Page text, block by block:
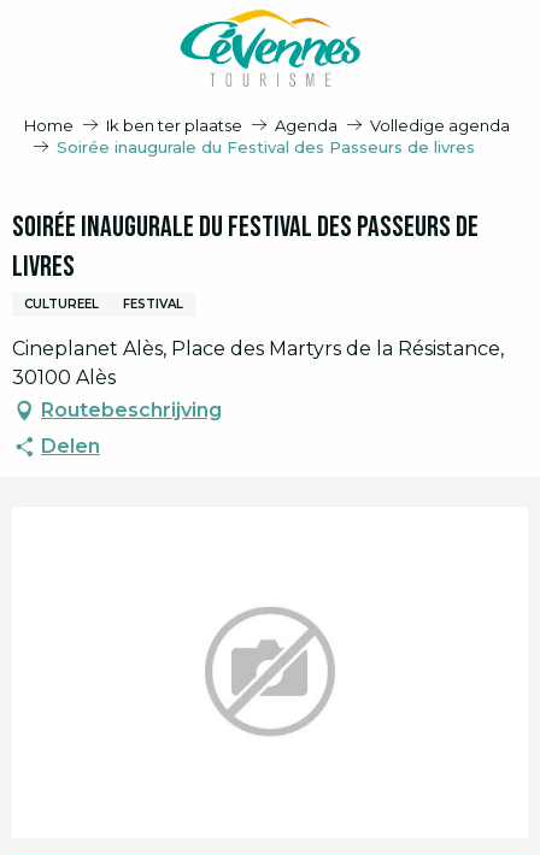
Home Ik ben ter plaatse Agenda
Volledige agenda
Soirée inaugurale du Festival des Passeurs de livres
Soirée inaugurale du Festival des Passeurs de
livres
CULTUREEL FESTIVAL
Cineplanet Alès, Place des Martyrs de la Résistance,
30100 Alès
Routebeschrijving
Delen